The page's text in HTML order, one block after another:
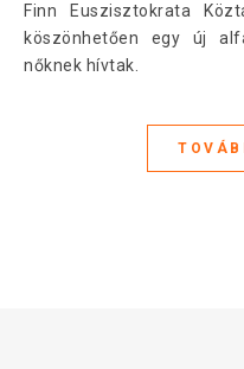
Finn Euszisztokrata Köztársaságban a fajnemesítésnek
köszönhetően egy új
nőknek hívtak.